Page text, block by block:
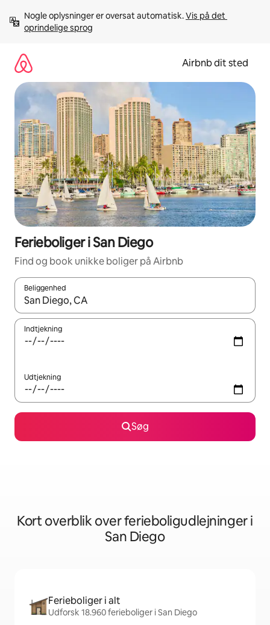
videre
Nogle oplysninger er oversat automatisk. Vis på det
oprindelige sprog
Airbnb dit sted
Ferieboliger i San Diego
Find og book unikke boliger på Airbnb
Beliggenhed
Når resultaterne er tilgængelige, skal du navigere med
Indtjekning
Udtjekning
Søg
Kort overblik over ferieboligudlejninger i
San Diego
Ferieboliger i alt
Udforsk 18.960 ferieboliger i San Diego